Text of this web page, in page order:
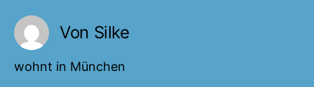
Von Silke
wohnt in München